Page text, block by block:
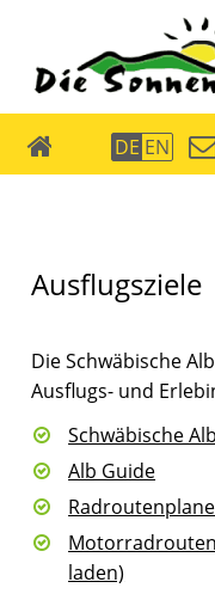
DE EN
Ausflugsziele
Die Schwäbische
Ausflugs- und
Schwäbische
Alb Guide
laden)